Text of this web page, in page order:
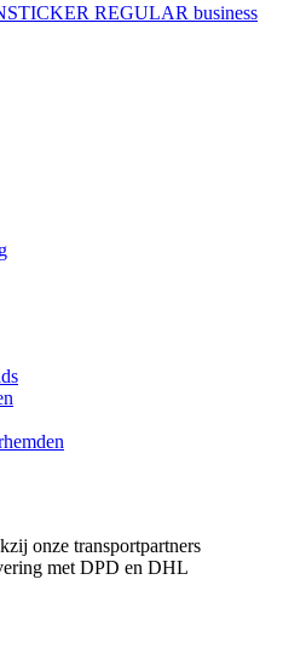
REGULAR business
onze transportpartners
met DPD en DHL